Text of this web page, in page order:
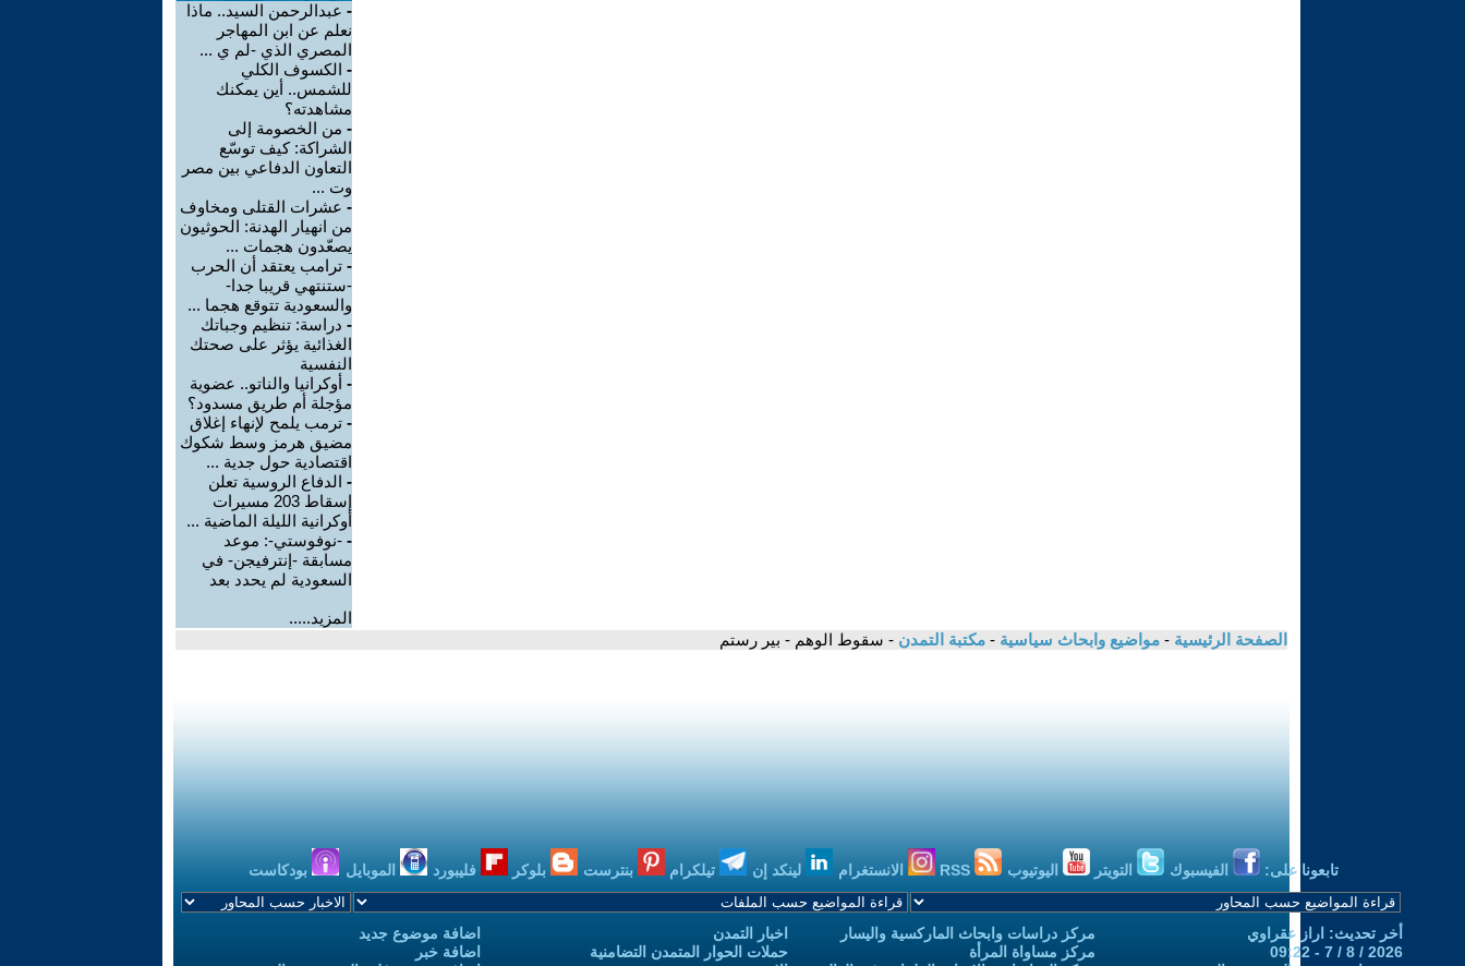
- عبدالرحمن السيد.. ماذا
نعلم عن ابن المهاجر
المصري الذي -لم ي ...
- الكسوف الكلي
للشمس.. أين يمكنك
مشاهدته؟
- من الخصومة إلى
الشراكة: كيف توسّع
التعاون الدفاعي بين مصر
وت ...
- عشرات القتلى ومخاوف
من انهيار الهدنة: الحوثيون
يصعّدون هجمات ...
- ترامب يعتقد أن الحرب
-ستنتهي قريبا جدا-
والسعودية تتوقع هجما ...
- دراسة: تنظيم وجباتك
الغذائية يؤثر على صحتك
النفسية
- أوكرانيا والناتو.. عضوية
مؤجلة أم طريق مسدود؟
- ترمب يلمح لإنهاء إغلاق
مضيق هرمز وسط شكوك
اقتصادية حول جدية ...
- الدفاع الروسية تعلن
إسقاط 203 مسيرات
أوكرانية الليلة الماضية ...
- -نوفوستي-: موعد
مسابقة -إنترفيجن- في
السعودية لم يحدد بعد
المزيد.....
الصفحة الرئيسية - مواضيع وابحاث سياسية - مكتبة التمدن - سقوط الوهم - بير رستم
تابعونا على: الفيسبوك التويتر اليوتيوب الانستغرام لينكد إن تيلكرام بنترست بلوكر فليبورد الموبايل بودكاست
أخر تحديث: اراز عقراوي
2026 / 8 / 7 - 09:22
مركز دراسات وابحاث الماركسية واليسار
مركز مساواة المرأة
اخبار التمدن
حملات الحوار المتمدن التضامنية
اضافة موضوع جديد
اضافة خبر